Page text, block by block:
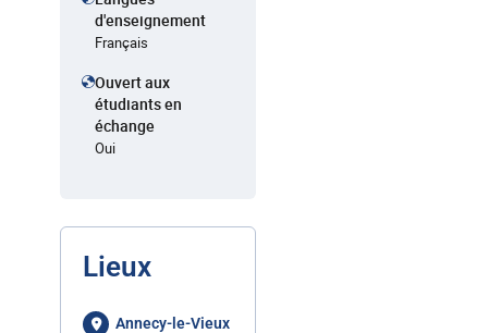
d'enseignement
Français
Ouvert aux
étudiants en
échange
Oui
Lieux
Annecy-le-Vieux